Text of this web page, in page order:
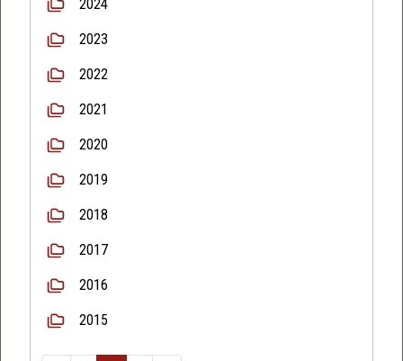
2024
2023
2022
2021
2020
2019
2018
2017
2016
2015